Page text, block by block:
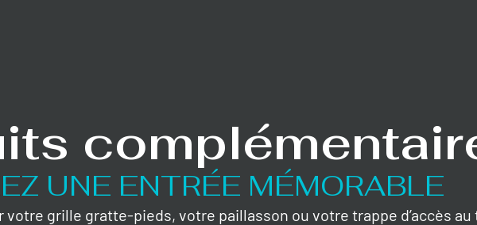
UNE ENTRÉE MÉMORABLE
grille gratte-pieds, votre paillasson ou votre trappe d’accès